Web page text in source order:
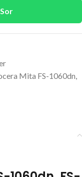
Mita FS-1060dn,